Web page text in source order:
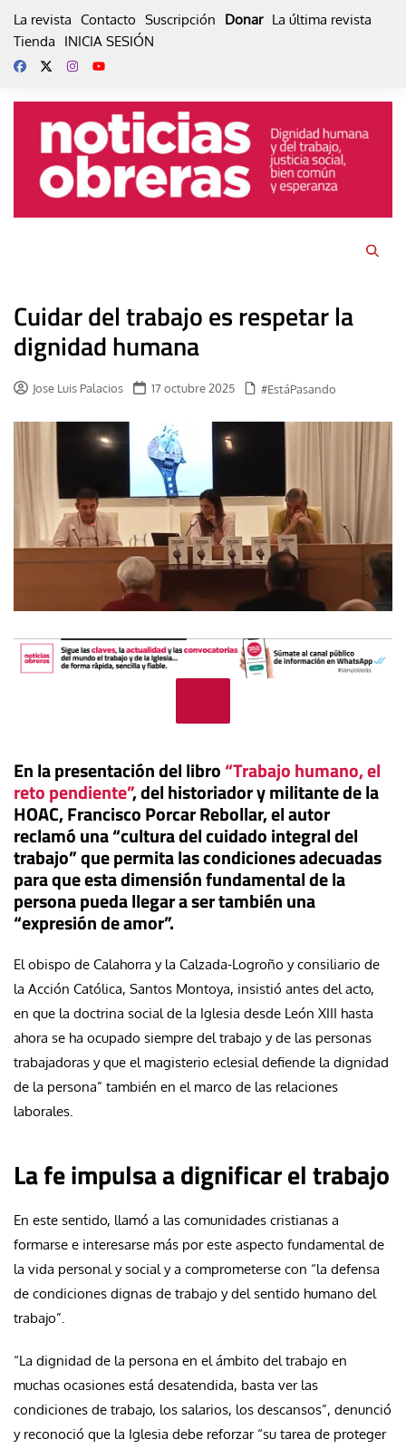
La revista Contacto Suscripción Donar La última revista
Tienda
INICIA SESIÓN
Cuidar del trabajo es respetar la
dignidad humana
Jose Luis Palacios 17 octubre 2025 #EstáPasando
En la presentación del libro“Trabajo humano, el
reto pendiente”, del historiador y militante de la
HOAC, Francisco Porcar Rebollar, el autor
reclamó una “cultura del cuidado integral del
trabajo” que permita las condiciones adecuadas
para que esta dimensión fundamental de la
persona pueda llegar a ser también una
“expresión de amor”.
El obispo de Calahorra y la Calzada-Logroño y consiliario de
la Acción Católica, Santos Montoya, insistió antes del acto,
en que la doctrina social de la Iglesia desde León XIII hasta
ahora se ha ocupado siempre del trabajo y de las personas
trabajadoras y que el magisterio eclesial defiende la dignidad
de la persona” también en el marco de las relaciones
laborales.
La fe impulsa a dignificar el trabajo
En este sentido, llamó a las comunidades cristianas a
formarse e interesarse más por este aspecto fundamental de
la vida personal y social y a comprometerse con “la defensa
de condiciones dignas de trabajo y del sentido humano del
trabajo”.
“La dignidad de la persona en el ámbito del trabajo en
muchas ocasiones está desatendida, basta ver las
condiciones de trabajo, los salarios, los descansos”, denunció
y reconoció que la Iglesia debe reforzar “su tarea de proteger